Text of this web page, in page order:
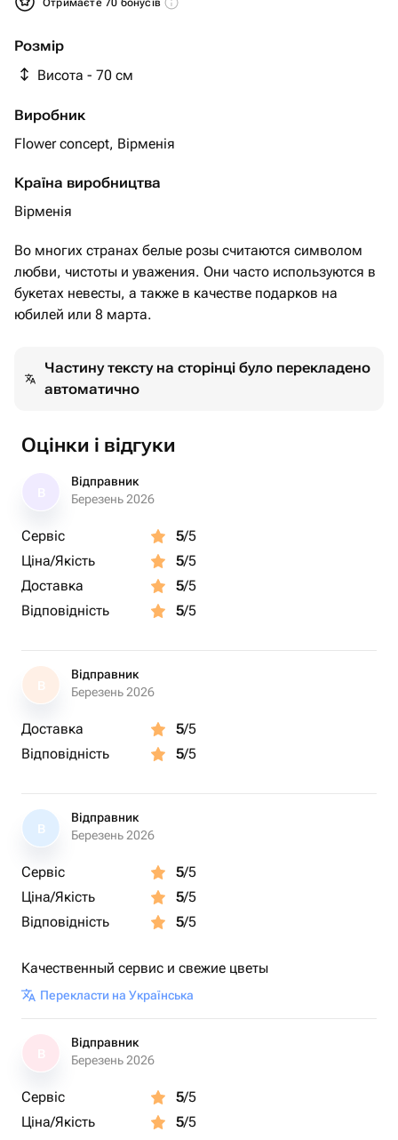
Отримаєте 70 бонусів
Розмір
Висота - 70 см
Виробник
Flower concept, Вірменія
Країна виробництва
Вірменія
Во многих странах белые розы считаются символом
любви, чистоты и уважения. Они часто используются в
букетах невесты, а также в качестве подарков на
юбилей или 8 марта.
Частину тексту на сторінці було перекладено
автоматично
Оцінки і відгуки
Відправник
Березень 2026
Сервіс 5/5
Ціна/Якість
5/5
Доставка
5/5
Відповідність
5/5
В
Відправник
Березень 2026
Доставка 5/5
Відповідність
5/5
В
Відправник
Березень 2026
Сервіс 5/5
Ціна/Якість
5/5
Відповідність
5/5
Качественный сервис и свежие цветы
Перекласти на Українська
Відправник
Березень 2026
Сервіс 5/5
Ціна/Якість
5/5